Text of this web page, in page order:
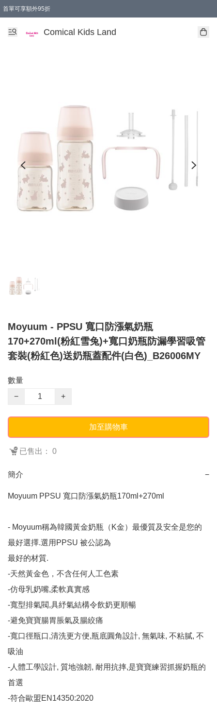
首單可享額外95折
Comical Kids Land
Moyuum - PPSU 寬口防漲氣奶瓶
170+270ml(粉紅雪兔)+寬口奶瓶防漏學習吸管
套裝(粉紅色)送奶瓶蓋配件(白色)_B26006MY
數量
−
+
加至購物車
已售出： 0
簡介 −
Moyuum PPSU 寬口防漲氣奶瓶170ml+270ml
- Moyuum稱為韓國黃金奶瓶（K金）最優質及安全是您的
最好選擇.選用PPSU 被公認為
最好的材質.
-天然黃金色，不含任何人工色素
-仿母乳奶嘴,柔軟真實感
-寬型排氣閥,具紓氣結構令飲奶更順暢
-避免寶寶腸胃脹氣及腸絞痛
-寬口徑瓶口,清洗更方便,瓶底圓角設計, 無氣味, 不粘膩, 不
吸油
-人體工學設計, 質地強韌, 耐用抗摔,是寶寶練習抓握奶瓶的
首選
-符合歐盟EN14350:2020